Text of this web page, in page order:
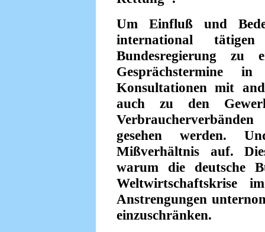
Um Einfluß und
international
Bundesregierung
Gesprächstermine
Konsultationen mit
auch zu den
gesehen werden.
Mißverhältnis auf.
warum die deutsche
Weltwirtschaftskrise
Anstrengungen
einzuschränken.